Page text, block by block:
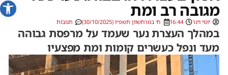
מגובה רב ומת
יוסי וינר 16:44 ח׳ במרחשוון תשפ״ו (30/10/2025) תגובות
במהלך העצרת נער שעמד על מרפסת גבוהה
מעד ונפל כעשרים קומות ומת מפצעיו